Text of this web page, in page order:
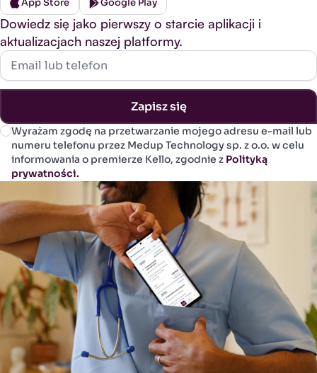
App Store Google Play
Dowiedz się jako pierwszy o starcie aplikacji i
aktualizacjach naszej platformy.
Email lub telefon
Zapisz się
Wyrażam zgodę na przetwarzanie mojego adresu e-mail lub
numeru telefonu przez Medup Technology sp. z o.o. w celu
informowania o premierze Kello, zgodnie z Polityką
prywatności.